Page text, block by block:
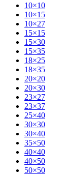
10×10
10×15
10×27
15×15
15×30
15×35
18×25
18×35
20×20
20×30
23×27
23×37
25×40
30×30
30×40
35×50
40×40
40×50
50×50